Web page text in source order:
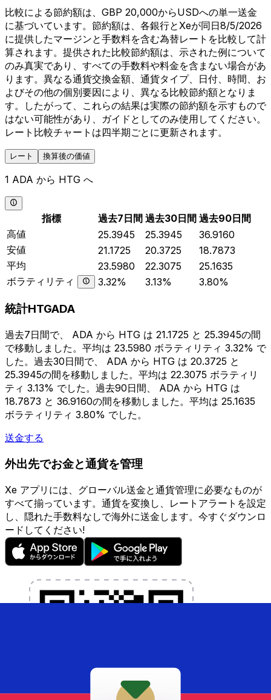
比較による節約額は、GBP 20,000からUSDへの単一送金
に基づいています。節約額は、各銀行とXeが同日8/5/2026
に提供したマージンと手数料を含む為替レートを比較して計
算されます。提供された比較節約額は、示された例について
のみ真実であり、すべての手数料や料金を含まない場合があ
ります。異なる通貨交換金額、通貨タイプ、日付、時間、お
よびその他の個別要因により、異なる比較節約額となりま
す。したがって、これらの結果は実際の節約額を示すもので
はない可能性があり、ガイドとしてのみ使用してください。
レート比較チャートは四半期ごとに更新されます。
レート 換算後の価値
1 ADA から HTG へ
指標 過去7日間 過去30日間 過去90日間
高値
25.3945 25.3945
36.9160
安値
21.1725 20.3725
18.7873
平均
23.5980 22.3075
25.1635
ボラティリティ
3.32% 3.13% 3.80%
統計HTGADA
過去7日間で、 ADA から HTG は 21.1725 と 25.3945の間
で移動しました。平均は 23.5980 ボラティリティ 3.32% で
した。過去30日間で、 ADA から HTG は 20.3725 と
25.3945の間を移動しました。平均は 22.3075 ボラティリ
ティ 3.13% でした。過去90日間、 ADA から HTG は
18.7873 と 36.9160の間を移動しました。平均は 25.1635
ボラティリティ 3.80% でした。
送金する
外出先でお金と通貨を管理
Xe アプリには、グローバル送金と通貨管理に必要なものが
すべて揃っています。通貨を変換し、レートアラートを設定
し、隠れた手数料なしで海外に送金します。今すぐダウンロ
ードしてください!